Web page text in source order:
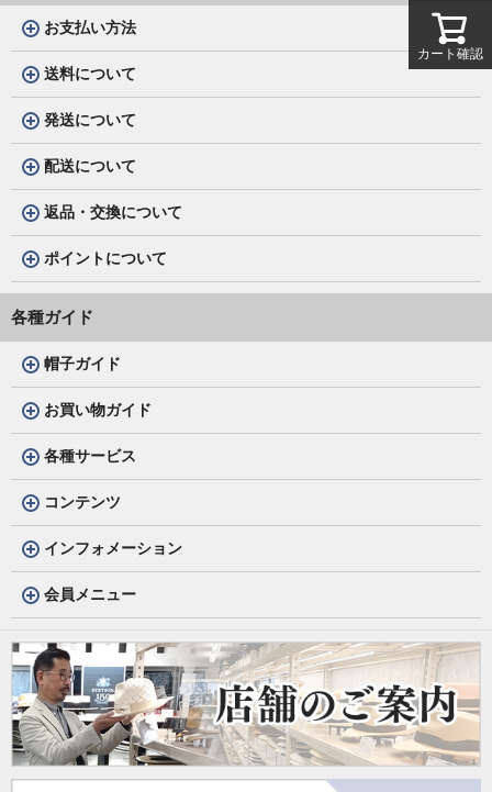
お支払い方法
送料について
発送について
配送について
返品・交換について
ポイントについて
各種ガイド
帽子ガイド
お買い物ガイド
各種サービス
コンテンツ
インフォメーション
会員メニュー
カート確認